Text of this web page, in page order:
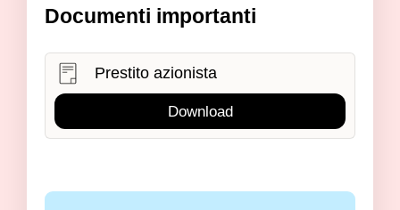
Documenti importanti
Prestito azionista
Download